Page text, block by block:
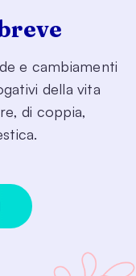
e cambiamenti
della vita
di coppia,